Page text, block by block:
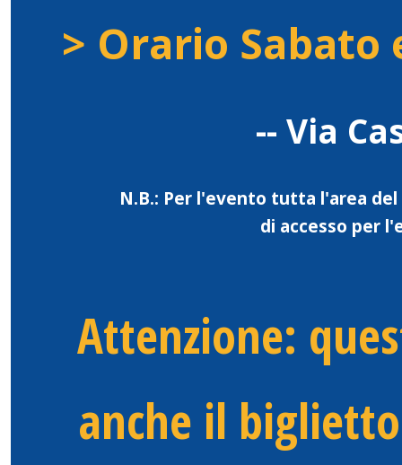
> Orario Sabato
-- Via
N.B.: Per l'evento tutta l'area
di accesso per
Attenzione:
anche il